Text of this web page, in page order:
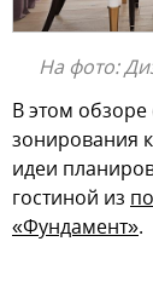
На фото:
В этом
зонирования
идеи
гостиной из
«Фундамент».